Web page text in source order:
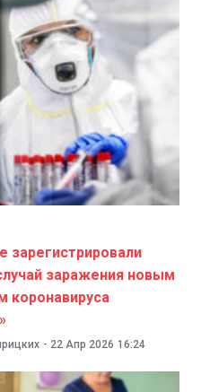
зарегистрировали
заражения новым
коронавируса
- 22 Апр 2026 16:24